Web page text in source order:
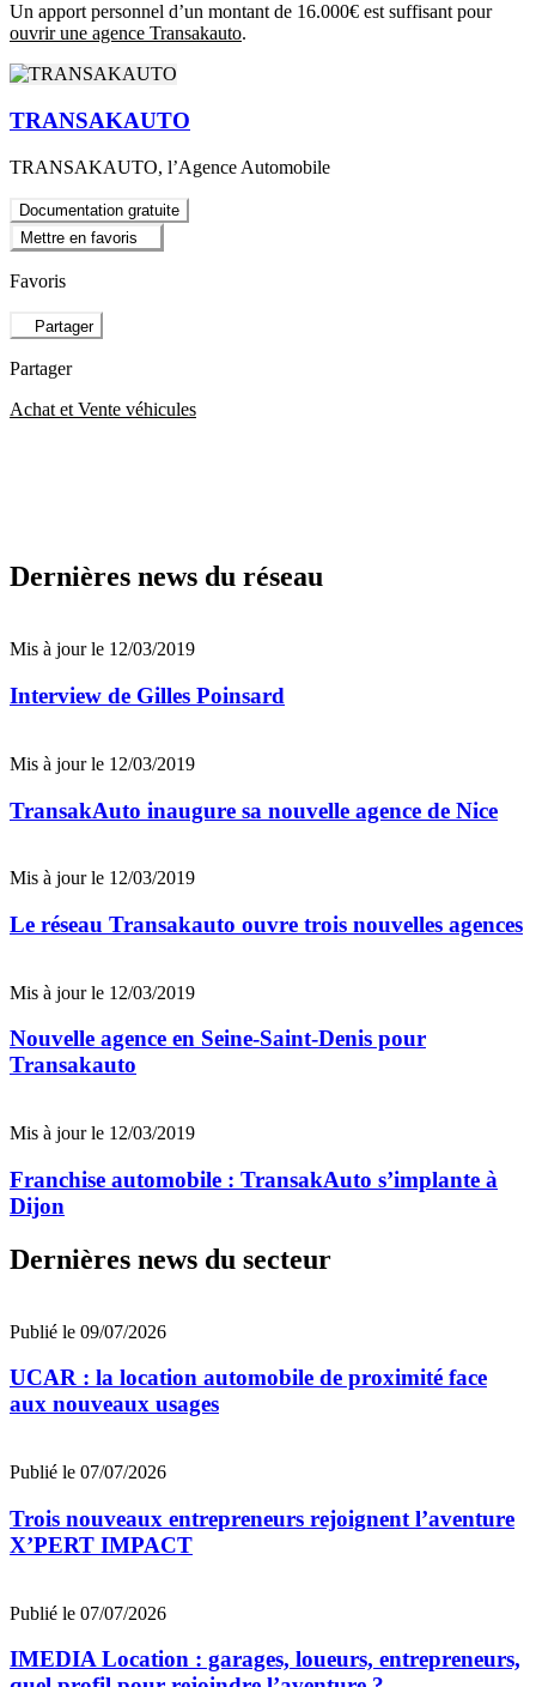
Un apport personnel d’un montant de 16.000€ est suffisant pour
ouvrir une agence Transakauto.
TRANSAKAUTO
TRANSAKAUTO, l’Agence Automobile
Documentation gratuite
Mettre en favoris
Favoris
Partager
Partager
Achat et Vente véhicules
Dernières news du réseau
Mis à jour le 12/03/2019
Interview de Gilles Poinsard
Mis à jour le 12/03/2019
TransakAuto inaugure sa nouvelle agence de Nice
Mis à jour le 12/03/2019
Le réseau Transakauto ouvre trois nouvelles agences
Mis à jour le 12/03/2019
Nouvelle agence en Seine-Saint-Denis pour
Transakauto
Mis à jour le 12/03/2019
Franchise automobile : TransakAuto s’implante à
Dijon
Dernières news du secteur
Publié le 09/07/2026
UCAR : la location automobile de proximité face
aux nouveaux usages
Publié le 07/07/2026
Trois nouveaux entrepreneurs rejoignent l’aventure
X’PERT IMPACT
Publié le 07/07/2026
IMEDIA Location : garages, loueurs, entrepreneurs,